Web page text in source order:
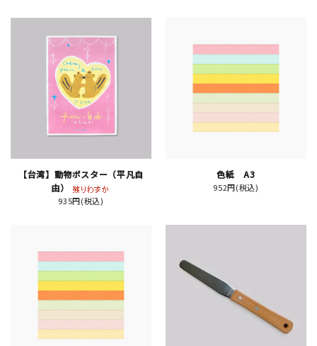
おすすめ特集
読みもの
イベント・ワークショップ
ギャラリー
マイアカウント
カートを見る
【台湾】動物ポスター（平凡自
由）
935円(税込)
色紙 A3
952円(税込)